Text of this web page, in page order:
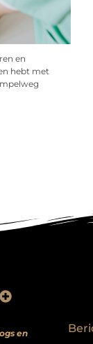
en
hebt met
en